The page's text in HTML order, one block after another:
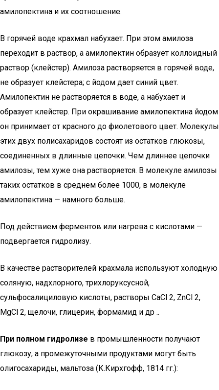
амилопектина и их соотношение.
В горячей воде крахмал набухает. При этом амилоза
переходит в раствор, а амилопектин образует коллоидный
раствор (клейстер). Амилоза растворяется в горячей воде,
не образует клейстера; с йодом дает синий цвет.
Амилопектин не растворяется в воде, а набухает и
образует клейстер. При окрашивание амилопектина йодом
он принимает от красного до фиолетового цвет. Молекулы
этих двух полисахаридов состоят из остатков глюкозы,
соединенных в длинные цепочки. Чем длиннее цепочки
амилозы, тем хуже она растворяется. В молекуле амилозы
таких остатков в среднем более 1000, в молекуле
амилопектина — намного больше.
Под действием ферментов или нагрева с кислотами —
подвергается гидролизу.
В качестве растворителей крахмала используют холодную
соляную, надхлорного, трихлоруксусной,
сульфосалициловую кислоты, растворы CaCl 2, ZnCl 2,
MgCl 2, щелочи, глицерин, формамид и др ..
При полном гидролизе в промышленности получают
глюкозу, а промежуточными продуктами могут быть
олигосахариды, мальтоза (К.Кирхгофф, 1814 гг.):